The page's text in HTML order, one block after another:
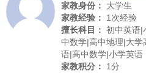
家教身份：
大学生
家教经验：
1次经验
擅长科目： 初中英语|
中数学|高中地理|大
语|高中数学|小学英语
家教积分：
1分